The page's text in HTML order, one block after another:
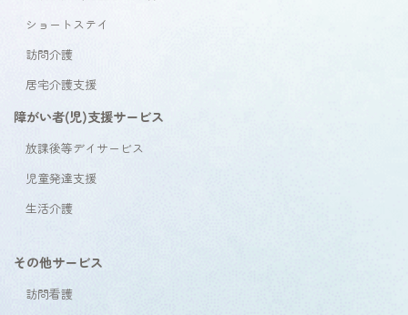
ショートステイ
訪問介護
居宅介護支援
障がい者(児)支援サービス
放課後等デイサービス
児童発達支援
生活介護
その他サービス
訪問看護